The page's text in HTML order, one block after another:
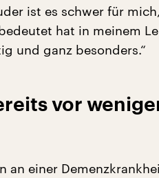
ist es schwer für
hat in meinem
und ganz besonders.“
vor
an einer